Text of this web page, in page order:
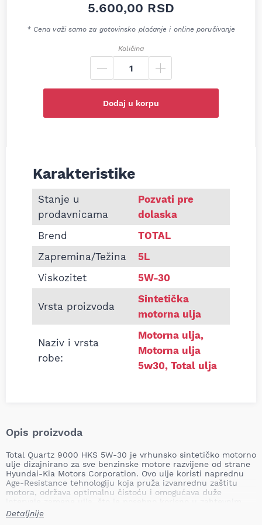
5.600,00 RSD
* Cena važi samo za gotovinsko plaćanje i online poručivanje
Količina
Dodaj u korpu
Informacije o Motorno ulje Total Quartz 9000
Karakteristike
Stanje u
prodavnicama
Pozvati pre
dolaska
Brend
TOTAL
Zapremina/Težina
5L
Viskozitet
5W-30
Vrsta proizvoda
Sintetička
motorna ulja
Naziv i vrsta
robe:
Motorna ulja,
Motorna ulja
5w30, Total ulja
Opis proizvoda
Total Quartz 9000 HKS 5W-30 je vrhunsko sintetičko motorno
ulje dizajnirano za sve benzinske motore razvijene od strane
Hyundai-Kia Motors Corporation. Ovo ulje koristi naprednu
Age-Resistance tehnologiju koja pruža izvanrednu zaštitu
motora, održava optimalnu čistoću i omogućava duže
uslovima vožnje.
Detaljnije